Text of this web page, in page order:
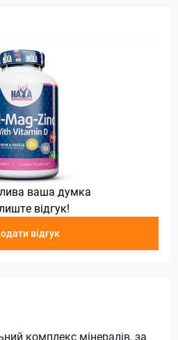
ваша думка
відгук!
відгук
комплекс мінералів, за